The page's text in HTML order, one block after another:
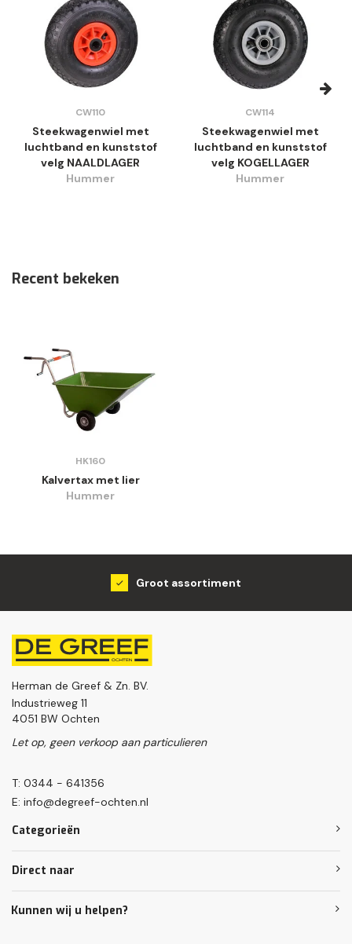
CW110
Steekwagenwiel met
luchtband en kunststof
velg NAALDLAGER
Hummer
CW114
Steekwagenwiel met
luchtband en kunststof
velg KOGELLAGER
Hummer
Recent bekeken
HK160
Kalvertax met lier
Hummer
Groot assortiment
Herman de Greef & Zn. BV.
Industrieweg 11
4051 BW Ochten
Let op, geen verkoop aan particulieren
T: 0344 - 641356
E: info@degreef-ochten.nl
Categorieën
Direct naar
Kunnen wij u helpen?